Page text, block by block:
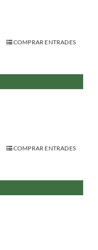
COMPRAR ENTRADES
COMPRAR ENTRADES